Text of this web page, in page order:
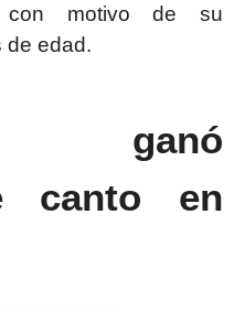
con motivo de su
de edad.
ganó
canto en